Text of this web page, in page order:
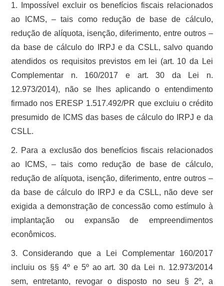
1. Impossível excluir os benefícios fiscais relacionados
ao ICMS, – tais como redução de base de cálculo,
redução de alíquota, isenção, diferimento, entre outros –
da base de cálculo do IRPJ e da CSLL, salvo quando
atendidos os requisitos previstos em lei (art. 10 da Lei
Complementar n. 160/2017 e art. 30 da Lei n.
12.973/2014), não se lhes aplicando o entendimento
firmado nos ERESP 1.517.492/PR que excluiu o crédito
presumido de ICMS das bases de cálculo do IRPJ e da
CSLL.
2. Para a exclusão dos benefícios fiscais relacionados
ao ICMS, – tais como redução de base de cálculo,
redução de alíquota, isenção, diferimento, entre outros –
da base de cálculo do IRPJ e da CSLL, não deve ser
exigida a demonstração de concessão como estímulo à
implantação ou expansão de empreendimentos
econômicos.
3. Considerando que a Lei Complementar 160/2017
incluiu os §§ 4º e 5º ao art. 30 da Lei n. 12.973/2014
sem, entretanto, revogar o disposto no seu § 2º, a